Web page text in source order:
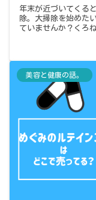
年末が近づいてくる
除。大掃除を始めた
ていませんか？くろ
美容と健康の話。